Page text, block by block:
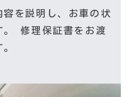
を説明し、お車の状
。 修理保証書をお渡